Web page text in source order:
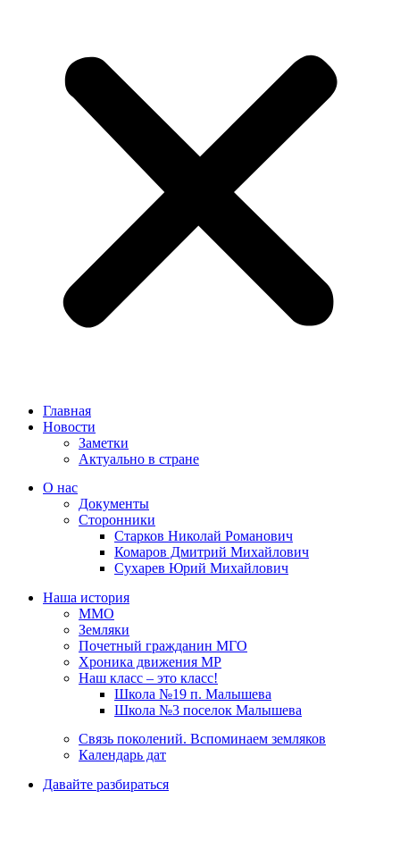
Главная
Новости
Заметки
Актуально в стране
О нас
Документы
Сторонники
Старков Николай Романович
Комаров Дмитрий Михайлович
Сухарев Юрий Михайлович
Наша история
ММО
Земляки
Почетный гражданин МГО
Хроника движения МР
Наш класс – это класс!
Школа №19 п. Малышева
Школа №3 поселок Малышева
Связь поколений. Вспоминаем земляков
Календарь дат
Давайте разбираться